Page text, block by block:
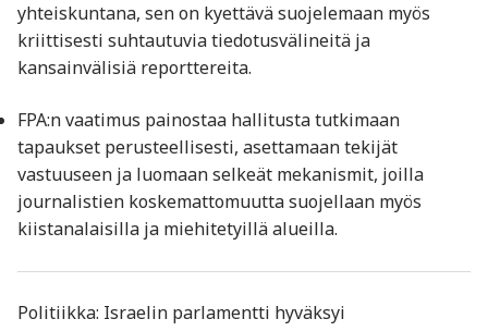
yhteiskuntana, sen on kyettävä suojelemaan myös
kriittisesti suhtautuvia tiedotusvälineitä ja
kansainvälisiä reporttereita.
FPA:n vaatimus painostaa hallitusta tutkimaan
tapaukset perusteellisesti, asettamaan tekijät
vastuuseen ja luomaan selkeät mekanismit, joilla
journalistien koskemattomuutta suojellaan myös
kiistanalaisilla ja miehitetyillä alueilla.
Politiikka: Israelin parlamentti hyväksyi